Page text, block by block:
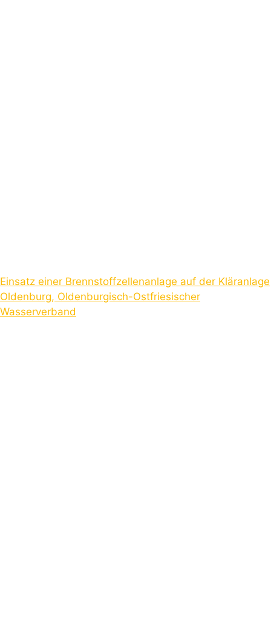
Einsatz einer Brennstoffzellenanlage auf der Kläranlage
Oldenburg, Oldenburgisch-Ostfriesischer
Wasserverband